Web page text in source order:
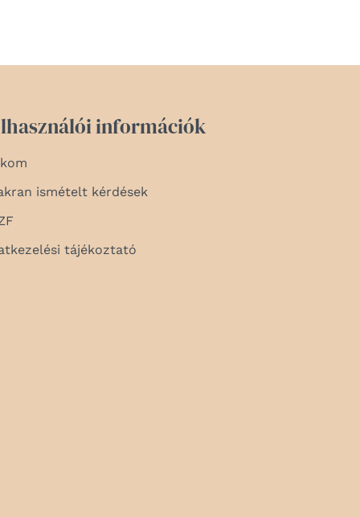
információk
ismételt kérdések
tájékoztató